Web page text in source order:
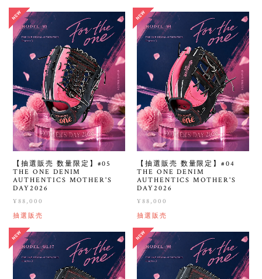
【抽選販売 数量限定】#05
THE ONE DENIM
AUTHENTICS MOTHER'S
DAY2026
¥88,000
抽選販売
【抽選販売 数量限定】#04
THE ONE DENIM
AUTHENTICS MOTHER'S
DAY2026
¥88,000
抽選販売